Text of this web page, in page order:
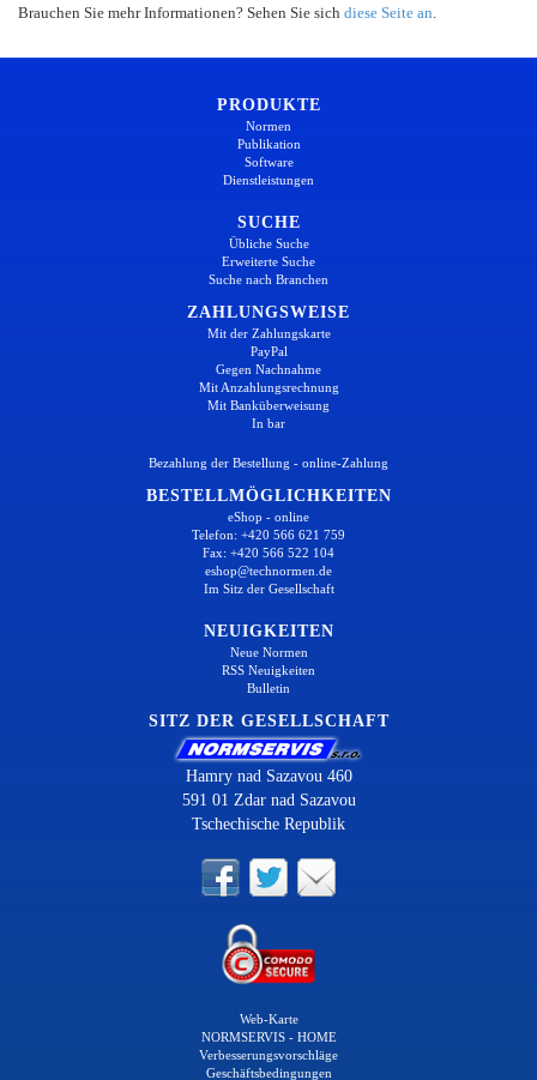
Brauchen Sie mehr Informationen? Sehen Sie sich diese Seite an
PRODUKTE
Normen
Publikation
Software
Dienstleistungen
SUCHE
Übliche Suche
Erweiterte Suche
Suche nach Branchen
ZAHLUNGSWEISE
Mit der Zahlungskarte
PayPal
Gegen Nachnahme
Mit Anzahlungsrechnung
Mit Banküberweisung
In bar
Bezahlung der Bestellung - online-Zahlung
BESTELLMÖGLICHKEITEN
eShop - online
Telefon: +420 566 621 759
Fax: +420 566 522 104
eshop@technormen.de
Im Sitz der Gesellschaft
NEUIGKEITEN
Neue Normen
RSS Neuigkeiten
Bulletin
SITZ DER GESELLSCHAFT
Hamry nad Sazavou 460
591 01 Zdar nad Sazavou
Tschechische Republik
Web-Karte
NORMSERVIS - HOME
Verbesserungsvorschläge
Geschäftsbedingungen